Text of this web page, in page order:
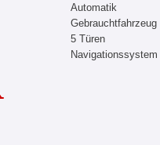
Automatik
Gebrauchtfahrzeug
5 Türen
Navigationssystem